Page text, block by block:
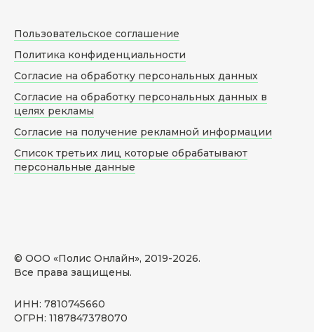
© ООО «Полис Онлайн», 2019-2026.
Все права защищены.
ИНН: 7810745660
ОГРН: 1187847378070
Пользовательское соглашение
Политика конфиденциальности
Согласие на обработку персональных данных
Согласие на обработку персональных данных в
целях рекламы
Согласие на получение рекламной информации
Список третьих лиц которые обрабатывают
персональные данные